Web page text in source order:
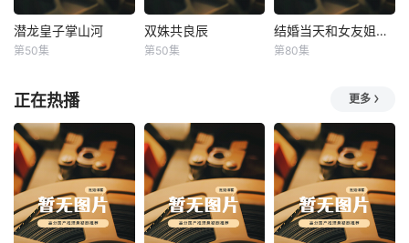
潜龙皇子掌山河
潜龙皇子掌山河
第50集
双姝共良辰
双姝共良辰
第50集
结婚当天和女友姐姐一起穿越了 结婚当天和女友姐姐一起穿越了
第80集
正在热播 更多